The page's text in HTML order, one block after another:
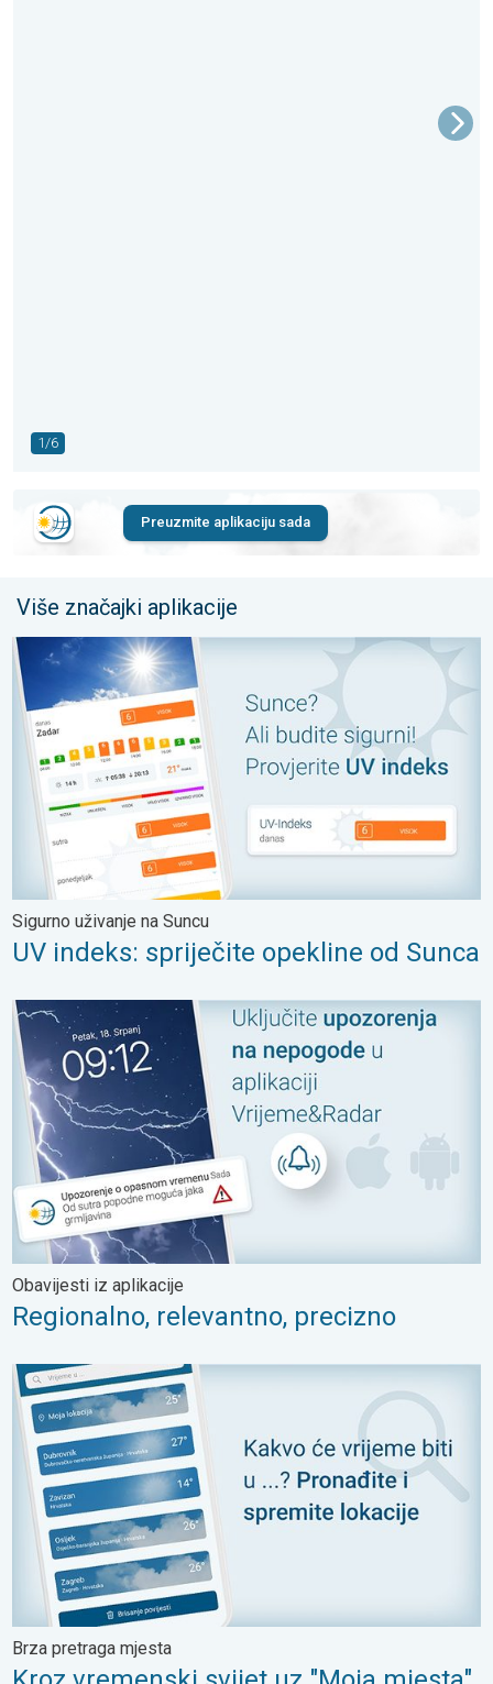
1/6
Preuzmite aplikaciju sada
Više značajki aplikacije
UV indeks: spriječite opekline od Sunca. Sigurno uživanje na
Sigurno uživanje na Suncu
UV indeks: spriječite opekline od Sunca
Regionalno, relevantno, precizno. Obavijesti iz aplikacije. . .
Obavijesti iz aplikacije
Regionalno, relevantno, precizno
Kroz vremenski svijet uz "Moja mjesta". Brza pretraga mjesta.
Brza pretraga mjesta